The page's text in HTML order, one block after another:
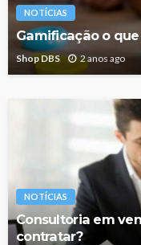
NOTÍCIAS
Gamificação o que
Shop DBS 2 anos ago
NOTÍCIAS
Consultoria em
contratar?